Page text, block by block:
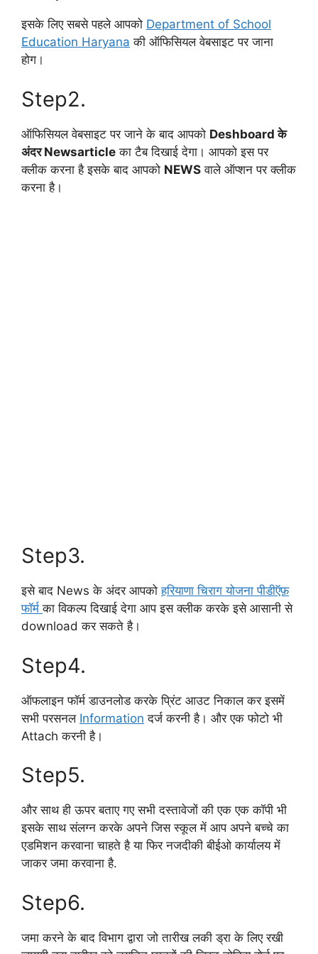
इसके लिए सबसे पहले आपको Department of School
Education Haryana की ऑफिसियल वेबसाइट पर जाना
होग।
Step2.
ऑफिसियल वेबसाइट पर जाने के बाद आपको Deshboard के
अंदर Newsarticle का टैब दिखाई देगा। आपको इस पर
क्लीक करना है इसके बाद आपको NEWS वाले ऑप्शन पर क्लीक
करना है।
Step3.
इसे बाद News के अंदर आपकोहरियाणा चिराग योजना पीडीऍफ़
फॉर्मका विकल्प दिखाई देगा आप इस क्लीक करके इसे आसानी से
download कर सकते है।
Step4.
ऑफलाइन फॉर्म डाउनलोड करके प्रिंट आउट निकाल कर इसमें
सभी परसनल Information दर्ज करनी है। और एक फोटो भी
Attach करनी है।
Step5.
और साथ ही ऊपर बताए गए सभी दस्तावेजों की एक एक कॉपी भी
इसके साथ संलग्न करके अपने जिस स्कूल में आप अपने बच्चे का
एडमिशन करवाना चाहते है या फिर नजदीकी बीईओ कार्यालय में
जाकर जमा करवाना है.
Step6.
जमा करने के बाद विभाग द्वारा जो तारीख लकी ड्रा के लिए रखी